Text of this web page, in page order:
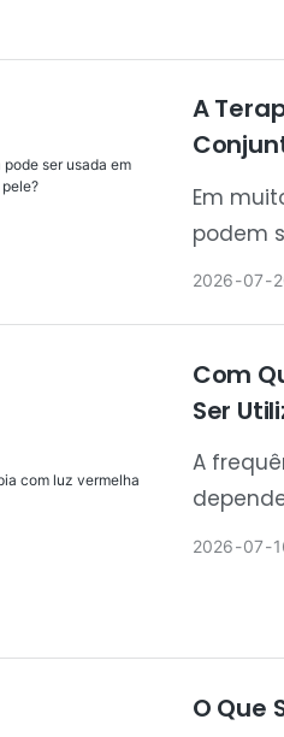
A
Em
podem
como
2026 07
Com
Ser
A
2026 07
O Que